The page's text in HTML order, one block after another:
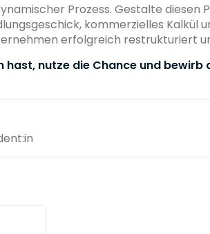
Prozess. Gestalte diesen
kommerzielles Kalkül
erfolgreich restrukturiert
nutze die Chance und bewirb